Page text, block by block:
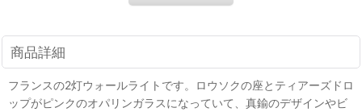
商品詳細
フランスの2灯ウォールライトです。ロウソクの座とティアーズドロ
ップがピンクのオパリンガラスになっていて、真鍮のデザインやビ